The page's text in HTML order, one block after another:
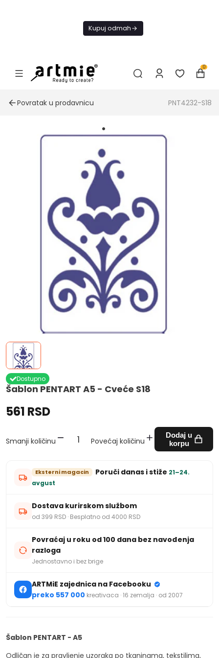
Kupuj odmah
0
Povratak u prodavnicu PNT4232-S18
Šablon PENTART A5 - Cveće S18
Dostupno
561 RSD
Smanji količinu Povećaj količinu
Dodaj u
korpu
Eksterni magacin Poruči danas i stiže 21–24.
avgust
Dostava kurirskom službom
od 399 RSD · Besplatno od 4000 RSD
Povraćaj u roku od 100 dana bez navođenja
razloga
Jednostavno i bez brige
ARTMiE zajednica na Facebooku
preko 557 000 kreativaca · 16 zemalja · od 2007
Šablon PENTART - A5
Odličan je za pravljenje uzoraka po tkaninama, tekstilima,